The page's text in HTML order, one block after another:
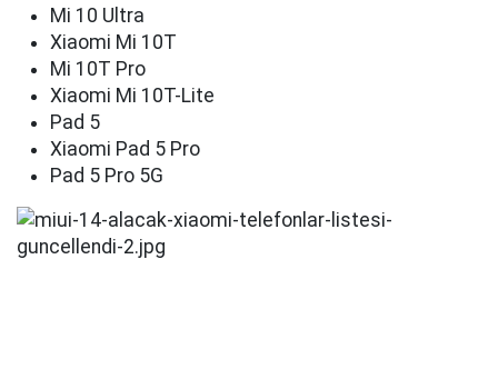
Mi 10 Ultra
Xiaomi Mi 10T
Mi 10T Pro
Xiaomi Mi 10T-Lite
Pad 5
Xiaomi Pad 5 Pro
Pad 5 Pro 5G